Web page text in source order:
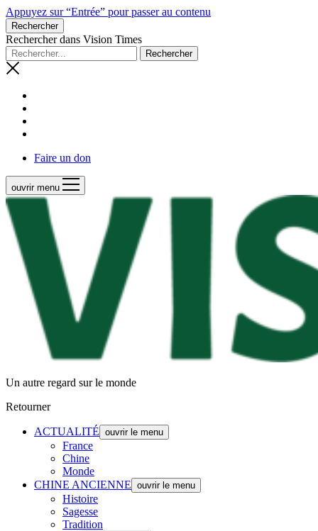
Appuyez sur “Entrée” pour passer au contenu
Rechercher
Rechercher dans Vision Times
Faire un don
ouvrir menu
Un autre regard sur le monde
Retourner
ACTUALITÉ ouvrir le menu
France
Chine
Monde
CHINE ANCIENNE ouvrir le menu
Histoire
Sagesse
Tradition